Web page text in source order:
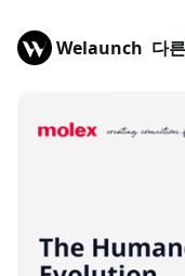
Welaunch 다